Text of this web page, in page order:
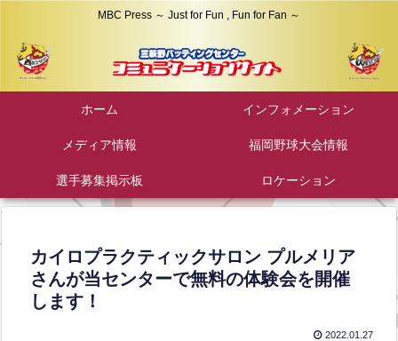
MBC Press ～ Just for Fun , Fun for Fan ～
ホーム インフォメーション
メディア情報 福岡野球大会情報
選手募集掲示板 ロケーション
カイロプラクティックサロン プルメリア
さんが当センターで無料の体験会を開催
します！
2022.01.27